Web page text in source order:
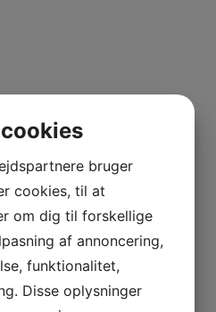
bruger
cookies, til at
om dig til forskellige
af annoncering,
funktionalitet,
Disse oplysninger